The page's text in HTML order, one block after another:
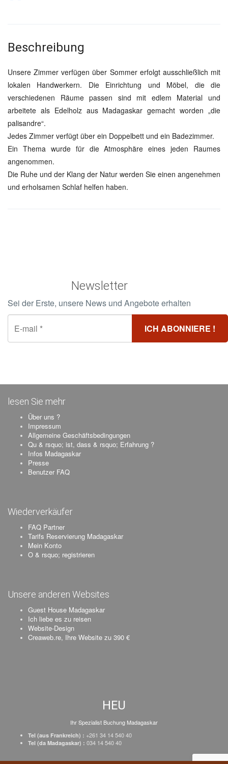
Beschreibung
Unsere Zimmer verfügen über Sommer erfolgt ausschließlich mit
lokalen Handwerkern. Die Einrichtung und Möbel, die die
verschiedenen Räume passen sind mit edlem Material und
arbeitete als Edelholz aus Madagaskar gemacht worden „die
palisandre“.
Jedes Zimmer verfügt über ein Doppelbett und ein Badezimmer.
Ein Thema wurde für die Atmosphäre eines jeden Raumes
angenommen.
Die Ruhe und der Klang der Natur werden Sie einen angenehmen
und erholsamen Schlaf helfen haben.
Newsletter
Sei der Erste, unsere News und Angebote erhalten
lesen Sie mehr
Über uns ?
Impressum
Allgemeine Geschäftsbedingungen
Qu & rsquo; ist, dass & rsquo; Erfahrung ?
Infos Madagaskar
Presse
Benutzer FAQ
Wiederverkäufer
FAQ Partner
Tarifs Reservierung Madagaskar
Mein Konto
O & rsquo; registrieren
Unsere anderen Websites
Guest House Madagaskar
Ich liebe es zu reisen
Website-Design
Creaweb.re, Ihre Website zu 390 €
HEU
Ihr Spezialist Buchung Madagaskar
Tel (aus Frankreich) : +261 34 14 540 40
Tel (da Madagaskar) : 034 14 540 40